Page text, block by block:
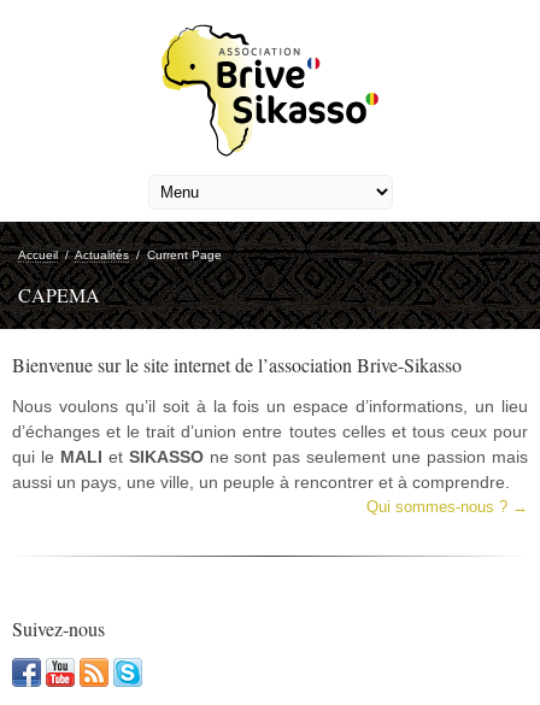
Accueil/Actualités/Current Page
CAPEMA
Bienvenue sur le site internet de l’association Brive-Sikasso
Nous voulons qu’il soit à la fois un espace d’informations, un lieu
d’échanges et le trait d’union entre toutes celles et tous ceux pour
qui le MALI et SIKASSOne sont pas seulement une passion mais
aussi un pays, une ville, un peuple à rencontrer et à comprendre.
Qui sommes-nous ? →
Suivez-nous